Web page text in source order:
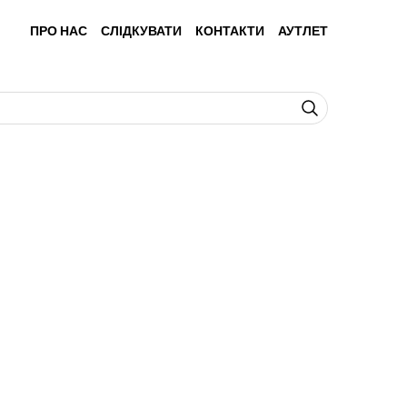
ПРО НАС СЛІДКУВАТИ КОНТАКТИ АУТЛЕТ